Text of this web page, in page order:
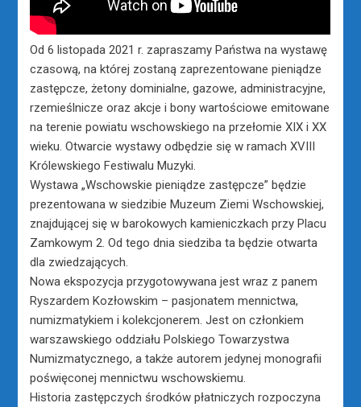
Od 6 listopada 2021 r. zapraszamy Państwa na wystawę
czasową, na której zostaną zaprezentowane pieniądze
zastępcze, żetony dominialne, gazowe, administracyjne,
rzemieślnicze oraz akcje i bony wartościowe emitowane
na terenie powiatu wschowskiego na przełomie XIX i XX
wieku. Otwarcie wystawy odbędzie się w ramach XVIII
Królewskiego Festiwalu Muzyki.
Wystawa „Wschowskie pieniądze zastępcze” będzie
prezentowana w siedzibie Muzeum Ziemi Wschowskiej,
znajdującej się w barokowych kamieniczkach przy Placu
Zamkowym 2. Od tego dnia siedziba ta będzie otwarta
dla zwiedzających.
Nowa ekspozycja przygotowywana jest wraz z panem
Ryszardem Kozłowskim – pasjonatem mennictwa,
numizmatykiem i kolekcjonerem. Jest on członkiem
warszawskiego oddziału Polskiego Towarzystwa
Numizmatycznego, a także autorem jedynej monografii
poświęconej mennictwu wschowskiemu.
Historia zastępczych środków płatniczych rozpoczyna